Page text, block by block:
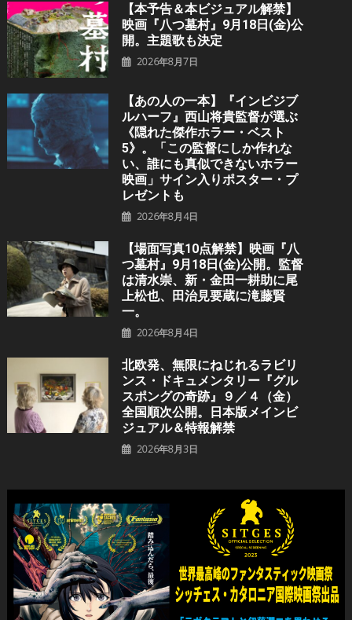
【本予告＆本ビジュアル解禁】
映画『八つ墓村』9月18日(金)公
開。主題歌も決定
2026年8月7日
【あの人の一本】『インビジブ
ルハーフ』⻄⼭将貴監督が選ぶ
《隠れた傑作ホラー・ベスト
5》。「この監督にしか作れな
い、誰にも真似できないホラー
映画」サイン入りポスター・プ
レゼントも
2026年8月4日
【場面写真10点解禁】映画『八
つ墓村』9月18日(金)公開。監督
は清水崇、新・金田一耕助に尾
上松也、田治見要蔵に滝藤賢
一。
2026年8月4日
北欧発、無限にねじれるラビリ
ンス・ドキュメンタリー『グル
スポングの奇跡』９／４（金）
全国順次公開。日本版メインビ
ジュアル＆特報解禁
2026年8月3日